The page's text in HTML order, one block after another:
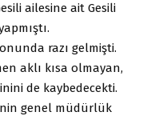
ailesine ait Gesili
razı gelmişti.
aklı kısa olmayan,
de kaybedecekti.
genel müdürlük